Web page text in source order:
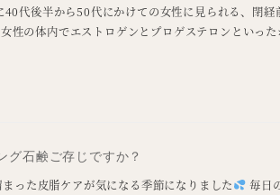
代後半から50代にかけての女性に見られる、閉
性の体内でエストロゲンとプロゲステロンといっ
グ石鹸ご存じですか？
った皮脂ケアが気になる季節になりました
毎日